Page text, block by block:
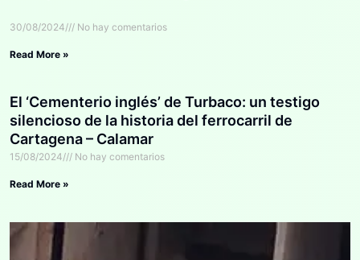
30/08/2024 No hay comentarios
Read More »
El ‘Cementerio inglés’ de Turbaco: un testigo
silencioso de la historia del ferrocarril de
Cartagena – Calamar
15/08/2024 No hay comentarios
Read More »